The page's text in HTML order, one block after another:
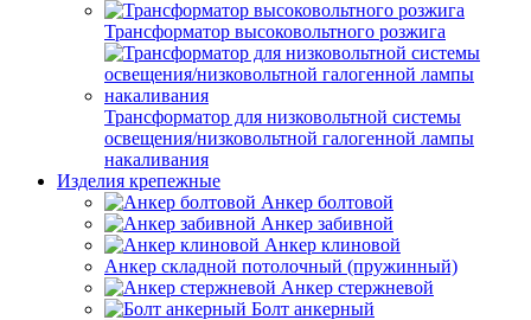
Трансформатор высоковольтного розжига
Трансформатор для низковольтной системы
освещения/низковольтной галогенной лампы
накаливания
Изделия крепежные
Анкер болтовой
Анкер забивной
Анкер клиновой
Анкер складной потолочный (пружинный)
Анкер стержневой
Болт анкерный